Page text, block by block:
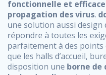
fonctionnelle et
propagation des virus.
une solution aussi design
répondre à toutes les
parfaitement à des
que les halls d’accueil,
disposition une borne